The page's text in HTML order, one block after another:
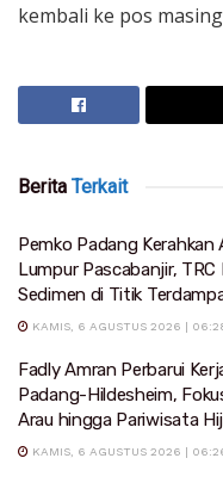
kembali ke pos
Berita Terkait
Pemko Padang
Lumpur Pascabanjir, TRC
Sedimen di Titik
KAMIS, 6 AGUSTUS 2026 |
Fadly Amran Perbarui
Padang-Hildesheim,
Arau hingga Pariwisata
KAMIS, 6 AGUSTUS 2026 |